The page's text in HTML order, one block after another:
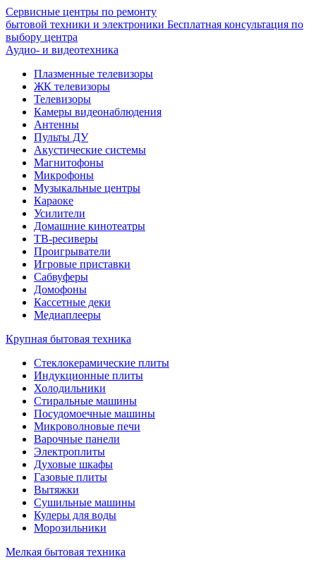
Сервисные центры по ремонту
бытовой техники и электроники Бесплатная консультация по
выбору центра
Аудио- и видеотехника
Плазменные телевизоры
ЖК телевизоры
Телевизоры
Камеры видеонаблюдения
Антенны
Пульты ДУ
Акустические системы
Магнитофоны
Микрофоны
Музыкальные центры
Караоке
Усилители
Домашние кинотеатры
ТВ-ресиверы
Проигрыватели
Игровые приставки
Сабвуферы
Домофоны
Кассетные деки
Медиаплееры
Крупная бытовая техника
Стеклокерамические плиты
Индукционные плиты
Холодильники
Стиральные машины
Посудомоечные машины
Микроволновые печи
Варочные панели
Электроплиты
Духовые шкафы
Газовые плиты
Вытяжки
Сушильные машины
Кулеры для воды
Морозильники
Мелкая бытовая техника